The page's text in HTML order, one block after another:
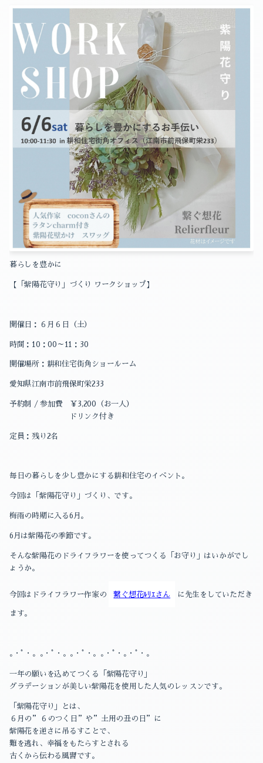
暮らしを豊かに
【「紫陽花守り」づくり ワークショップ】
開催日：６月６日（土）
時間：10：00～11：30
開催場所：耕和住宅街角ショールーム
愛知県江南市前飛保町栄233
予約制 / 参加費 ￥3,200（お一人）
ドリンク付き
定員：残り2名
毎日の暮らしを少し豊かにする耕和住宅のイベント。
今回は「紫陽花守り」づくり、です。
梅雨の時期に入る6月。
6月は紫陽花の季節です。
そんな紫陽花のドライフラワーを使ってつくる「お守り」はいかがでし
ょうか。
今回はドライフラワー作家の 繋ぐ想花ﾙﾘｴさん に先生をしていただき
ます。
｡・ﾟ・。｡・ﾟ・。｡・ﾟ・。｡・ﾟ・｡・ﾟ・。
一年の願いを込めてつくる「紫陽花守り」
グラデーションが美しい紫陽花を使用した人気のレッスンです。
「紫陽花守り」とは、
６月の”６のつく日”や”土用の丑の日”に
紫陽花を逆さに吊るすことで、
難を逃れ、幸福をもたらすとされる
古くから伝わる風習です。